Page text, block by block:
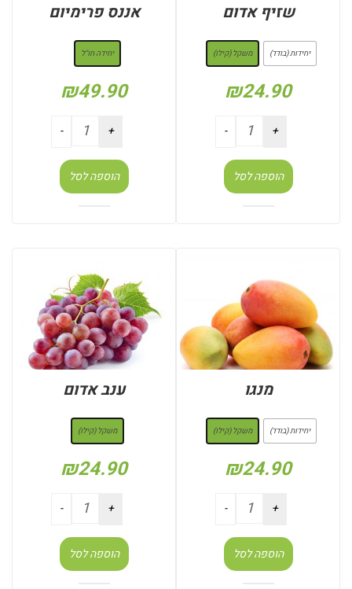
שזיף אדום
יחידות (בודד) משקל (קילו)
₪24.90
הוספה לסל
אננס פרימיום
יחידה חו"ל
₪49.90
הוספה לסל
מנגו
יחידות (בודד) משקל (קילו)
₪24.90
הוספה לסל
ענב אדום
משקל (קילו)
₪24.90
הוספה לסל